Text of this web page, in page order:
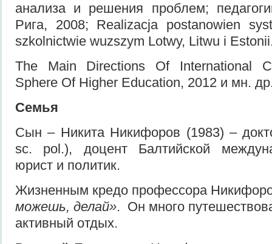
анализа и решения проблем;
Рига, 2008; Realizacja postanowien
szkolnictwie wuzszym Lotwy, Litwu i
The Main Directions Of International
Sphere Of Higher Education, 2012 и мн.
Семья
Сын – Никита Никифоров (1983) –
sc. pol.), доцент Балтийской
юрист и политик.
Жизненным кредо профессора
можешь, делай». Он много
активный отдых.